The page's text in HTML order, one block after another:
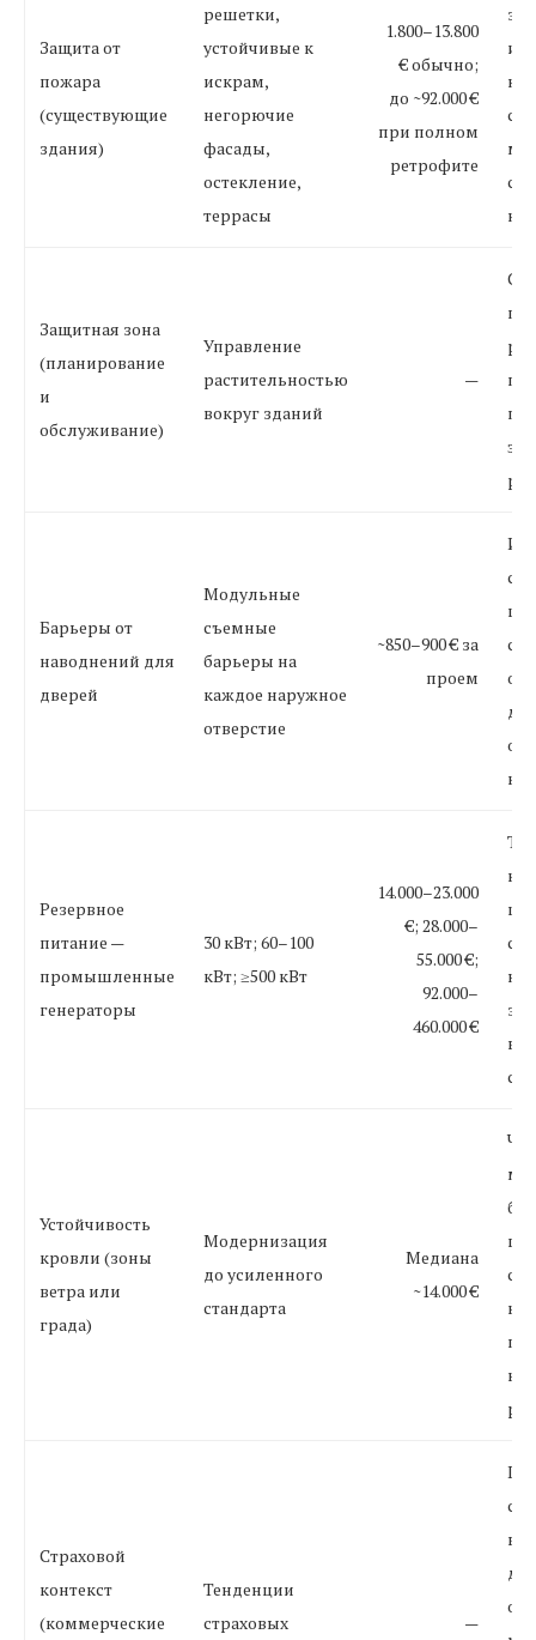
Защита от
пожара
(существующие
здания)
решетки,
устойчивые к
искрам,
негорючие
фасады,
остекление,
террасы
1.800–13.800
€ обычно;
до ~92.000 €
при полном
ретрофите
и
Защитная зона
(планирование
и
обслуживание)
Управление
растительностью
вокруг зданий
—
Барьеры от
наводнений для
дверей
Модульные
съемные
барьеры на
каждое наружное
отверстие
~850–900 € за
проем
от
Резервное
питание —
промышленные
генераторы
30 кВт; 60–100
кВт; ≥500 кВт
14.000–23.000
€; 28.000–
55.000 €;
92.000–
460.000 €
Устойчивость
кровли (зоны
ветра или
града)
Модернизация
до усиленного
стандарта
Медиана
~14.000 €
Страховой
контекст
(коммерческие
Тенденции
страховых
—
от